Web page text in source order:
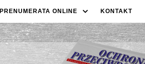
PRENUMERATA ONLINE KONTAKT